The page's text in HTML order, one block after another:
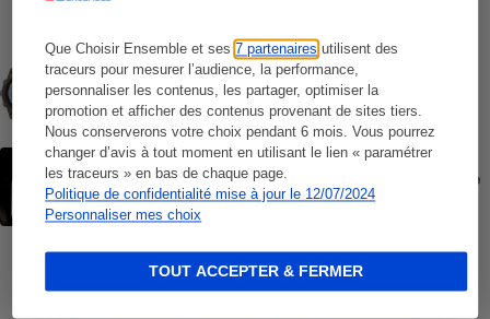
Que Choisir Ensemble et ses7 partenaires utilisent des
traceurs pour mesurer l’audience, la performance,
personnaliser les contenus, les partager, optimiser la
promotion et afficher des contenus provenant de sites tiers.
Nous conserverons votre choix pendant 6 mois. Vous pourrez
changer d’avis à tout moment en utilisant le lien « paramétrer
les traceurs » en bas de chaque page.
Politique de confidentialité mise à jour le 12/07/2024
Personnaliser mes choix
TOUT ACCEPTER & FERMER
COMMENT NOUS TESTONS
Montres connectées - Le protocole
ACTION QUE CHOISIR ENSEMBLE
Forfaits « à vie » Red by SFR - L’UFC-Que
Choisir fait lourdement condamner SFR